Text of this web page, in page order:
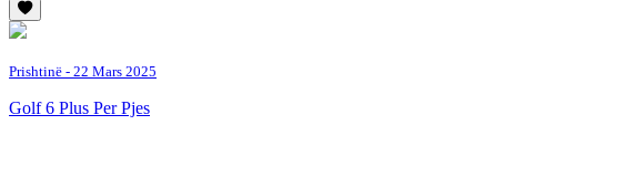
Prishtinë - 22 Mars 2025
Golf 6 Plus Per Pjes